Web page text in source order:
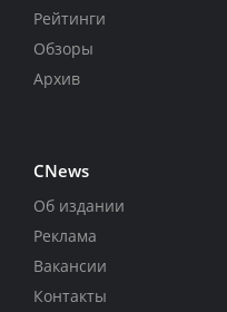
Рейтинги
Обзоры
Архив
CNews
Об издании
Реклама
Вакансии
Контакты